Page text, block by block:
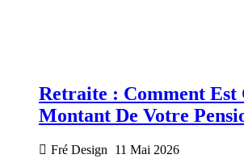
Retraite : Comment Est
Montant De Votre
Fré Design 11 Mai 2026